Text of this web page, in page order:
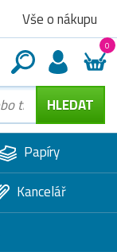
Vše o nákupu
0
Papíry
Kancelář